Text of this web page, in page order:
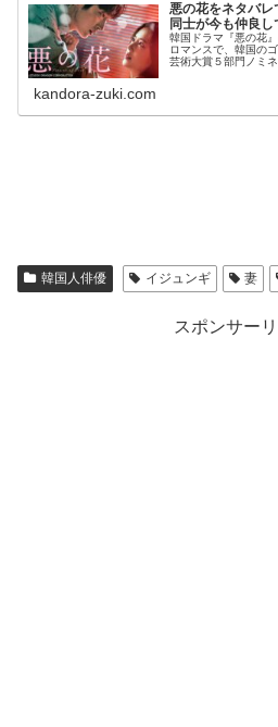
悪の花をネタバレ
同士が今も仲良し
韓国ドラマ『悪の花
ロマンスで、韓国の
芸術大賞５部門ノミ
kandora-zuki.com
韓国人俳優 イジュンギ 妻
スポンサー